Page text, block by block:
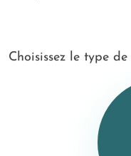
Choisissez le type